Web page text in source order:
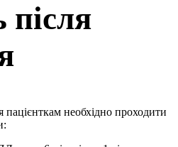
пацієнткам необхідно проходити